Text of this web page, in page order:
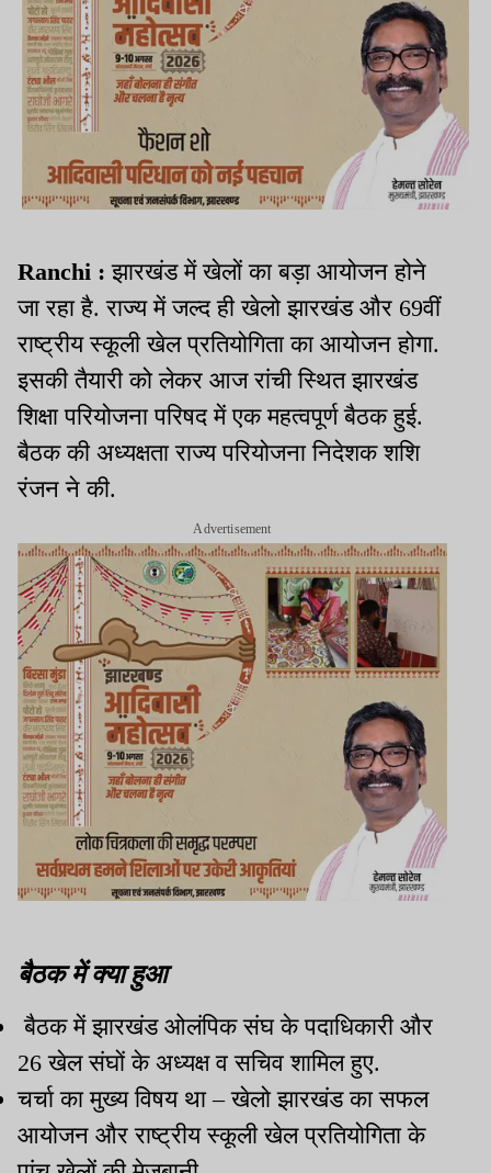
Ranchi :झारखंड में खेलों का बड़ा आयोजन होने
जा रहा है. राज्य में जल्द ही खेलो झारखंड और 69वीं
राष्ट्रीय स्कूली खेल प्रतियोगिता का आयोजन होगा.
इसकी तैयारी को लेकर आज रांची स्थित झारखंड
शिक्षा परियोजना परिषद में एक महत्वपूर्ण बैठक हुई.
बैठक की अध्यक्षता राज्य परियोजना निदेशक शशि
रंजन ने की.
Advertisement
बैठक में क्या हुआ
बैठक में झारखंड ओलंपिक संघ के पदाधिकारी और
26 खेल संघों के अध्यक्ष व सचिव शामिल हुए.
चर्चा का मुख्य विषय था – खेलो झारखंड का सफल
आयोजन और राष्ट्रीय स्कूली खेल प्रतियोगिता के